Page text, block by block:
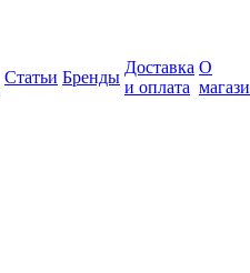
Статьи Бренды
Доставка
и оплата
О